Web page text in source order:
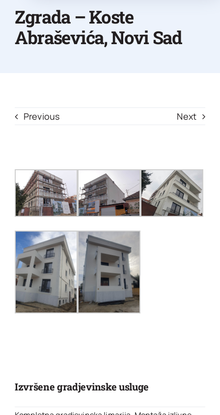
Zgrada – Koste
Abraševića, Novi Sad
Previous Next
Izvršene gradjevinske usluge